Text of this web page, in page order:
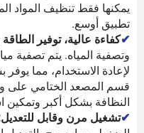
يمكنها فقط تنظيف المواد
تطبيق أوسع.
✔كفاءة عالية، توفير
وتصفية المياه. يتم تصفية
لإعادة الاستخدام، مما
قسم المصعد الختامي
النظافة بشكل أكبر وتمكين
✔تشغيل مرن وقابل